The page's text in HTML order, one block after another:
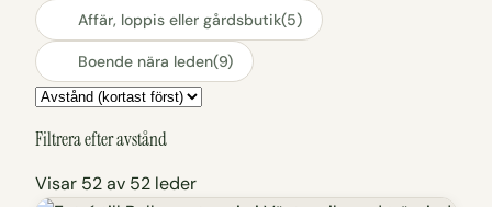
Affär, loppis eller gårdsbutik(5)
Boende nära leden(9)
Sortering
Filtrera efter avstånd
Visar 52 av 52 leder